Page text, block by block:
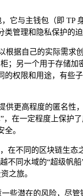
它与主钱包（即
管理和隐私保护的迫
据自己的实际需
；另一个用于存储
权限和用途，有些
更高程度的匿名
在一定程度上保
。
在不同的区块链生
同水域的“超级
之旅。
些潜在的风险，尽